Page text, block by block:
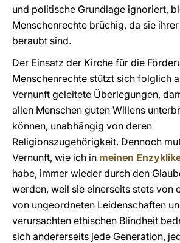
und politische Grundlage ignoriert,
Menschenrechte brüchig, da sie
beraubt sind.
Der Einsatz der Kirche für die
Menschenrechte stützt sich folglich
Vernunft geleitete Überlegungen,
allen Menschen guten Willens
können, unabhängig von deren
Religionszugehörigkeit. Dennoch
Vernunft, wie ich in meinen
habe, immer wieder durch den
werden, weil sie einerseits stets von
von ungeordneten Leidenschaften
verursachten ethischen Blindheit
sich andererseits jede Generation,